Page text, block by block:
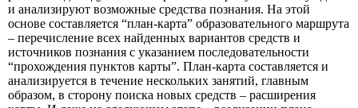
и анализируют возможные средства познания. На этой
основе составляется “план-карта” образовательного маршрута
– перечисление всех найденных вариантов средств и
источников познания с указанием последовательности
“прохождения пунктов карты”. План-карта составляется и
анализируется в течение нескольких занятий, главным
образом, в сторону поиска новых средств – расширения